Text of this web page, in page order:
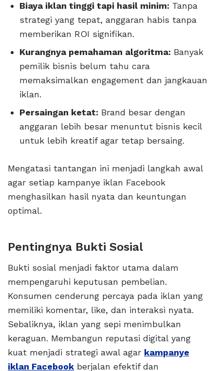
Biaya iklan tinggi tapi hasil minim: Tanpa
strategi yang tepat, anggaran habis tanpa
memberikan ROI signifikan.
Kurangnya pemahaman algoritma: Banyak
pemilik bisnis belum tahu cara
memaksimalkan engagement dan jangkauan
iklan.
Persaingan ketat: Brand besar dengan
anggaran lebih besar menuntut bisnis kecil
untuk lebih kreatif agar tetap bersaing.
Mengatasi tantangan ini menjadi langkah awal
agar setiap kampanye iklan Facebook
menghasilkan hasil nyata dan keuntungan
optimal.
Pentingnya Bukti Sosial
Bukti sosial menjadi faktor utama dalam
mempengaruhi keputusan pembelian.
Konsumen cenderung percaya pada iklan yang
memiliki komentar, like, dan interaksi nyata.
Sebaliknya, iklan yang sepi menimbulkan
keraguan. Membangun reputasi digital yang
kuat menjadi strategi awal agar kampanye
iklan Facebook berjalan efektif dan